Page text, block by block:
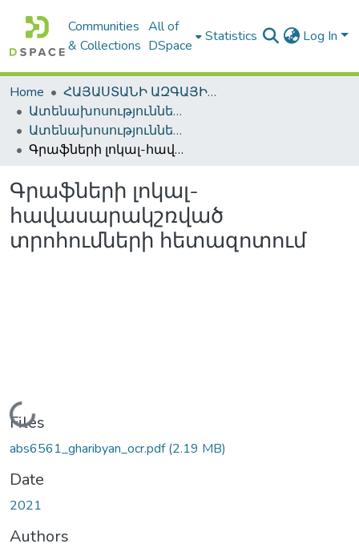
Communities
& Collections
All of
DSpace
Statistics Log In
Home
ՀԱՅԱՍՏԱՆԻ ԱԶԳԱՅԻՆ ԳՐԱԴԱՐԱՆԻ ԹՎԱՅԻՆ ՊԱՀՈՑ / DIGITAL REPOSITORY OF NLA
Ատենախոսություններ և սեղմագրեր / Theses & Abstracts
Ատենախոսություններ և սեղմագրեր / Theses & Abstracts
Գրաֆների լոկալ-հավասարակշռված տրոհումների հետազոտում
Գրաֆների լոկալ-
հավասարակշռված
տրոհումների հետազոտում
Loading...
Files
abs6561_gharibyan_ocr.pdf(2.19 MB)
Date
2021
Authors